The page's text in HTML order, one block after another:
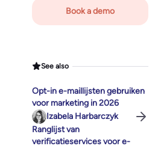
Book a demo
See also
Opt-in e-maillijsten gebruiken
voor marketing in 2026
Izabela Harbarczyk
Ranglijst van
verificatieservices voor e-